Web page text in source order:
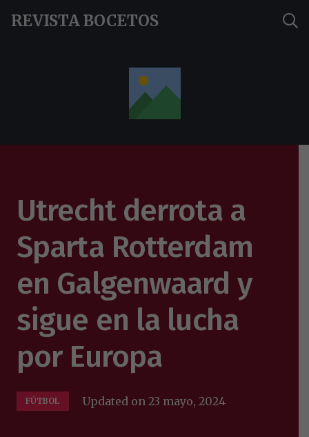
REVISTA BOCETOS
Utrecht derrota a
Sparta Rotterdam
en Galgenwaard y
sigue en la lucha
por Europa
FÚTBOL Updated on23 mayo, 2024